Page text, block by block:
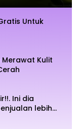
Untuk
Kulit
Ini dia
lebih